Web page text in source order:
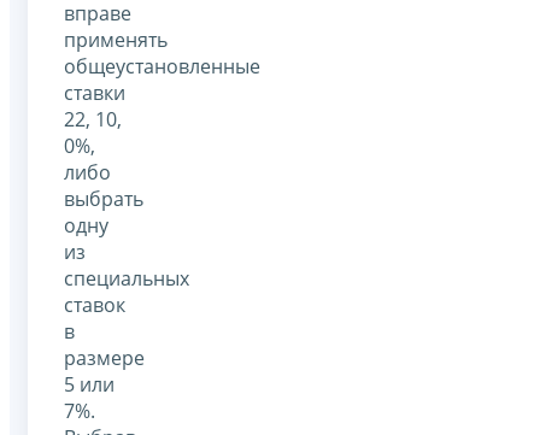
вправе
применять
общеустановленные
ставки
22, 10,
0%,
либо
выбрать
одну
из
специальных
ставок
в
размере
5 или
7%.